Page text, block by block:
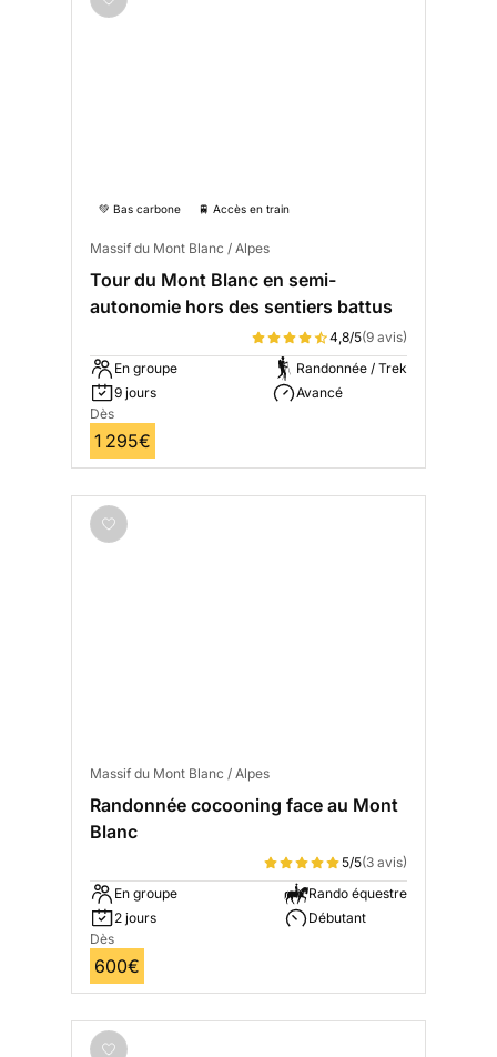
💚 Bas carbone 🚆 Accès en train
Massif du Mont Blanc / Alpes
Tour du Mont Blanc en semi-
autonomie hors des sentiers battus
4,8/5(9 avis)
En groupe
9 jours
Randonnée / Trek
Avancé
Dès
1 295€
Massif du Mont Blanc / Alpes
Randonnée cocooning face au Mont
Blanc
5/5(3 avis)
En groupe
2 jours
Rando équestre
Débutant
Dès
600€